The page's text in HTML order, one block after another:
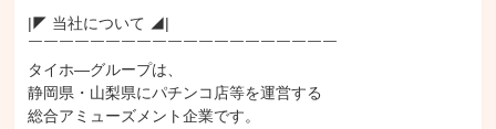
|◤ 当社について ◢|
￣￣￣￣￣￣￣￣￣￣￣￣￣￣￣￣￣￣￣￣
タイホ―グループは、
静岡県・山梨県にパチンコ店等を運営する
総合アミューズメント企業です。